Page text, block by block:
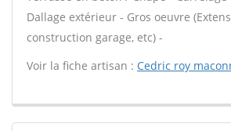
Dallage extérieur - Gros oeuvre
construction garage, etc) -
Voir la fiche artisan : Cedric roy